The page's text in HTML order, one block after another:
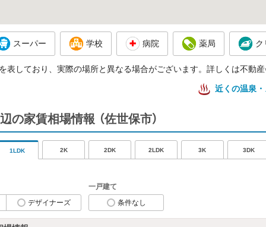
スーパー 学校 病院 薬局 ク
表しており、実際の場所と異なる場合がございます。詳しくは不動
近くの温泉
の家賃相場情報 （佐世保市）
1LDK 2K 2DK 2LDK 3K 3DK
デザイナーズ
一戸建て
条件なし